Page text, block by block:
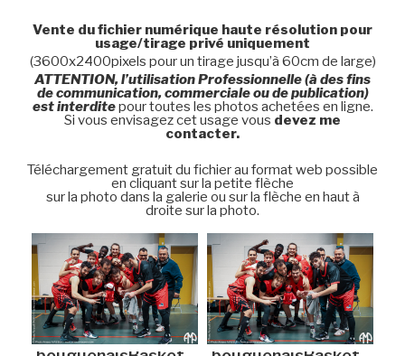
Vente du fichier numérique haute résolution pour
usage/tirage privé uniquement
(3600x2400pixels pour un tirage jusqu’à 60cm de large)
ATTENTION, l’utilisation Professionnelle (à des fins
de communication, commerciale ou de publication)
est interditepour toutes les photos achetées en ligne.
Si vous envisagez cet usage vous devez me
contacter.
Téléchargement gratuit du fichier au format web possible
en cliquant sur la petite flèche
sur la photo dans la galerie ou sur la flèche en haut à
droite sur la photo.